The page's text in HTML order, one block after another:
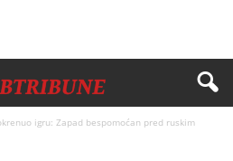
igru: Zapad bespomoćan pred ruskim